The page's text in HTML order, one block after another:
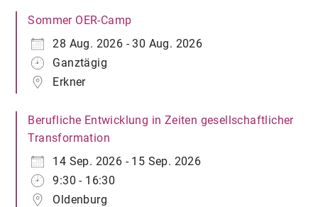
Sommer OER-Camp
28 Aug. 2026 - 30 Aug. 2026
Ganztägig
Erkner
Berufliche Entwicklung in Zeiten gesellschaftlicher
Transformation
14 Sep. 2026 - 15 Sep. 2026
9:30 - 16:30
Oldenburg